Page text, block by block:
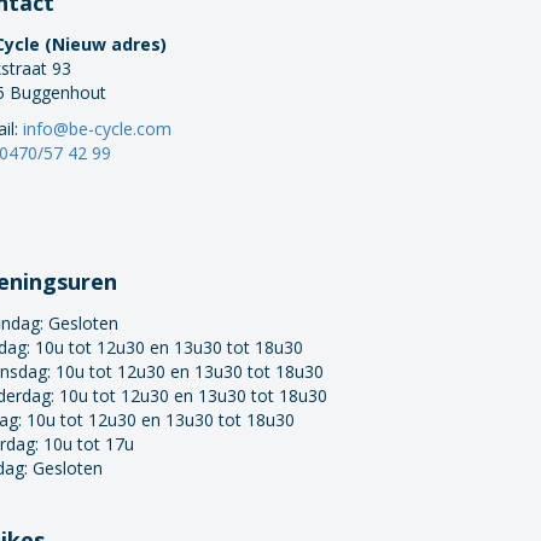
(Nieuw adres)
93
Buggenhout
info@be-cycle.com
0470/57 42 99
Gesloten
10u tot 12u30 en 13u30 tot 18u30
10u tot 12u30 en 13u30 tot 18u30
10u tot 12u30 en 13u30 tot 18u30
10u tot 12u30 en 13u30 tot 18u30
10u tot 17u
Gesloten